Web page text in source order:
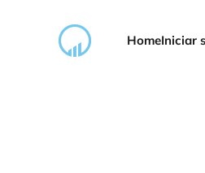
HomeIniciar